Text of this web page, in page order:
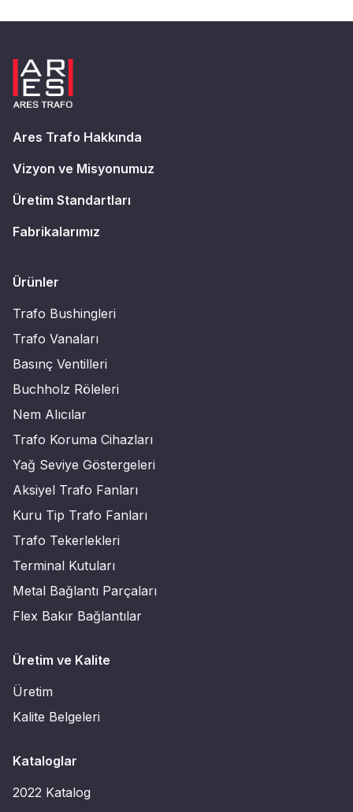
Ares Trafo Hakkında
Vizyon ve Misyonumuz
Üretim Standartları
Fabrikalarımız
Ürünler
Trafo Bushingleri
Trafo Vanaları
Basınç Ventilleri
Buchholz Röleleri
Nem Alıcılar
Trafo Koruma Cihazları
Yağ Seviye Göstergeleri
Aksiyel Trafo Fanları
Kuru Tip Trafo Fanları
Trafo Tekerlekleri
Terminal Kutuları
Metal Bağlantı Parçaları
Flex Bakır Bağlantılar
Üretim ve Kalite
Üretim
Kalite Belgeleri
Kataloglar
2022 Katalog